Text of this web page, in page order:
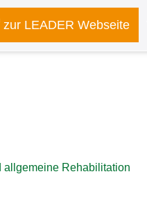
zur LEADER Webseite
allgemeine Rehabilitation